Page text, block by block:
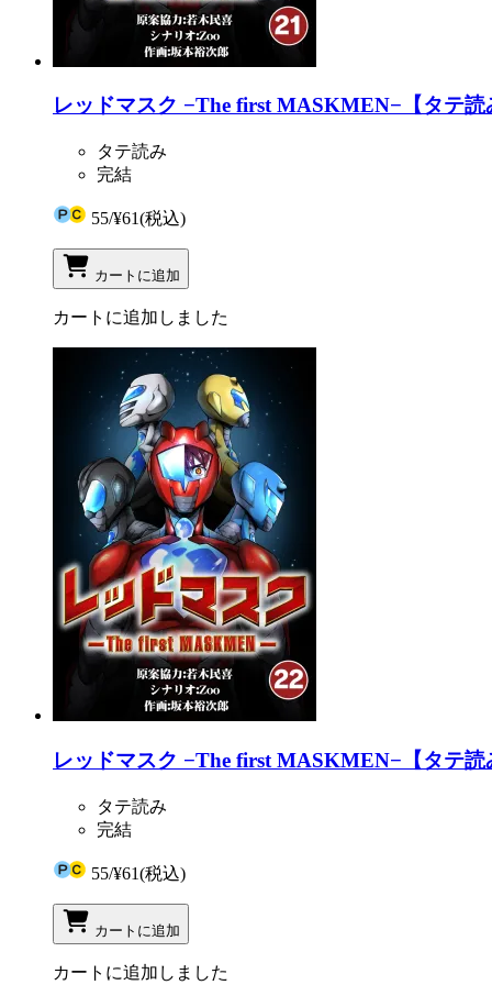
レッドマスク −The first MASKMEN−【タテ読
タテ読み
完結
55/¥61(税込)
カートに追加
カートに追加しました
レッドマスク −The first MASKMEN−【タテ読
タテ読み
完結
55/¥61(税込)
カートに追加
カートに追加しました